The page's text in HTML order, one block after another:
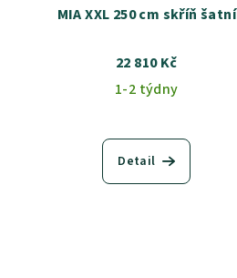
MIA XXL 250 cm skříň šatní
22 810 Kč
1-2 týdny
Detail